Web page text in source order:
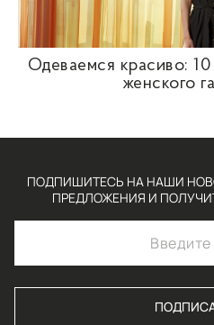
Одеваемся красиво:
женского
ПОДПИШИТЕСЬ НА НАШИ
ПРЕДЛОЖЕНИЯ И